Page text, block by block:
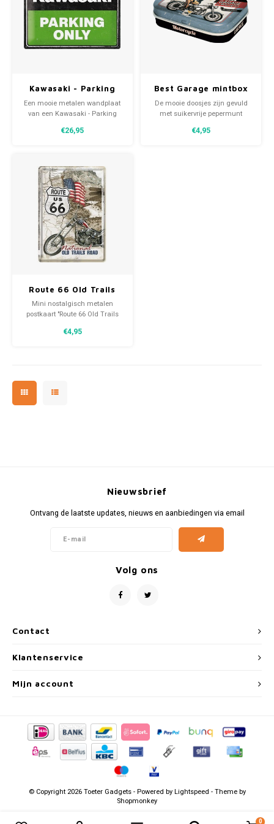
0
Kawasaki - Parking
Only Green metalen
wandplaat 30x40 cm
Een mooie metalen wandplaat
van een Kawasaki - Parking
tijdloze decoratie met gebogen
€26,95
Best Garage mintbox
De mooie doosjes zijn gevuld
met suikervrije pepermunt
bijgevuld met snoep, pillen of
€4,95
Route 66 Old Trails
Road Metalen
Postcard 10x14 cm
Mini nostalgisch metalen
postkaart "Route 66 Old Trails
hoogwaardig afgewerkt
€4,95
Contact
Nieuwsbrief
Ontvang de laatste updates, nieuws en aanbiedingen via email
Volg ons
Klantenservice
Mijn account
© Copyright 2026 Toeter Gadgets - Powered byLightspeed - Theme by
Shopmonkey